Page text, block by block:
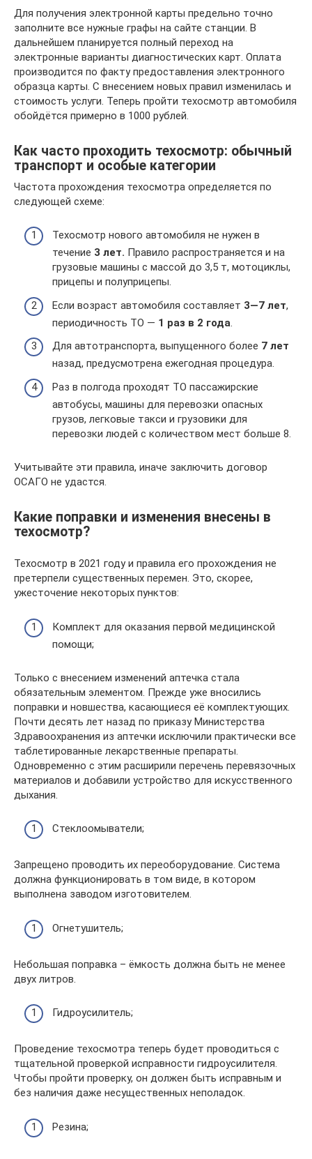
Для получения электронной карты предельно точно
заполните все нужные графы на сайте станции. В
дальнейшем планируется полный переход на
электронные варианты диагностических карт. Оплата
производится по факту предоставления электронного
образца карты. С внесением новых правил изменилась и
стоимость услуги. Теперь пройти техосмотр автомобиля
обойдётся примерно в 1000 рублей.
Как часто проходить техосмотр: обычный
транспорт и особые категории
Частота прохождения техосмотра определяется по
следующей схеме:
Техосмотр нового автомобиля не нужен в
течение 3 лет. Правило распространяется и на
грузовые машины с массой до 3,5 т, мотоциклы,
прицепы и полуприцепы.
Если возраст автомобиля составляет 3—7 лет,
периодичность ТО — 1 раз в 2 года.
Для автотранспорта, выпущенного более 7 лет
назад, предусмотрена ежегодная процедура.
Раз в полгода проходят ТО пассажирские
автобусы, машины для перевозки опасных
грузов, легковые такси и грузовики для
перевозки людей с количеством мест больше 8.
Учитывайте эти правила, иначе заключить договор
ОСАГО не удастся.
Какие поправки и изменения внесены в
техосмотр?
Техосмотр в 2021 году и правила его прохождения не
претерпели существенных перемен. Это, скорее,
ужесточение некоторых пунктов:
Комплект для оказания первой медицинской
помощи;
Только с внесением изменений аптечка стала
обязательным элементом. Прежде уже вносились
поправки и новшества, касающиеся её комплектующих.
Почти десять лет назад по приказу Министерства
Здравоохранения из аптечки исключили практически все
таблетированные лекарственные препараты.
Одновременно с этим расширили перечень перевязочных
материалов и добавили устройство для искусственного
дыхания.
Стеклоомыватели;
Запрещено проводить их переоборудование. Система
должна функционировать в том виде, в котором
выполнена заводом изготовителем.
Огнетушитель;
Небольшая поправка – ёмкость должна быть не менее
двух литров.
Гидроусилитель;
Проведение техосмотра теперь будет проводиться с
тщательной проверкой исправности гидроусилителя.
Чтобы пройти проверку, он должен быть исправным и
без наличия даже несущественных неполадок.
Резина;